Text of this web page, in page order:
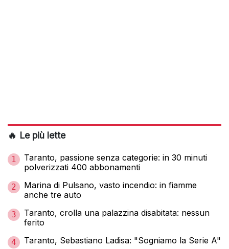
🔥 Le più lette
1
Taranto, passione senza categorie: in 30 minuti
polverizzati 400 abbonamenti
2
Marina di Pulsano, vasto incendio: in fiamme
anche tre auto
3
Taranto, crolla una palazzina disabitata: nessun
ferito
4 Taranto, Sebastiano Ladisa: "Sogniamo la Serie A"